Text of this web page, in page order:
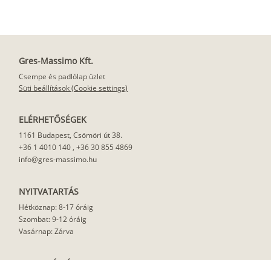
Gres-Massimo Kft.
Csempe és padlólap üzlet
Süti beállítások (Cookie settings)
ELÉRHETŐSÉGEK
1161 Budapest, Csömöri út 38.
+36 1 4010 140, +36 30 855 4869
info@gres-massimo.hu
NYITVATARTÁS
Hétköznap: 8-17 óráig
Szombat: 9-12 óráig
Vasárnap: Zárva